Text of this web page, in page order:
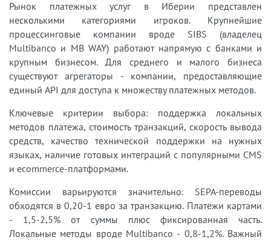
Рынок платежных услуг в Иберии представлен
несколькими категориями игроков. Крупнейшие
процессинговые компании вроде SIBS (владелец
Multibanco и MB WAY) работают напрямую с банками и
крупным бизнесом. Для среднего и малого бизнеса
существуют агрегаторы - компании, предоставляющие
единый API для доступа к множеству платежных методов.
Ключевые критерии выбора: поддержка локальных
методов платежа, стоимость транзакций, скорость вывода
средств, качество технической поддержки на нужных
языках, наличие готовых интеграций с популярными CMS
и ecommerce-платформами.
Комиссии варьируются значительно. SEPA-переводы
обходятся в 0,20-1 евро за транзакцию. Платежи картами
- 1,5-2,5% от суммы плюс фиксированная часть.
Локальные методы вроде Multibanco - 0,8-1,2%. Важный